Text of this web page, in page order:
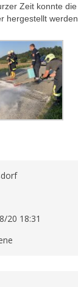
Zeit konnte die
hergestellt werden.
20 18:31